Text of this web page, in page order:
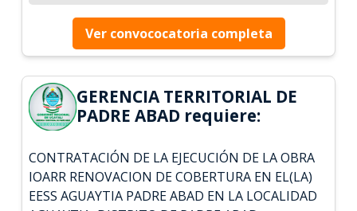
Ver convococatoria completa
GERENCIA TERRITORIAL DE
PADRE ABAD requiere:
CONTRATACIÓN DE LA EJECUCIÓN DE LA OBRA
IOARR RENOVACION DE COBERTURA EN EL(LA)
EESS AGUAYTIA PADRE ABAD EN LA LOCALIDAD